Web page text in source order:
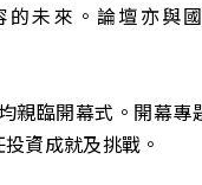
未來。論壇亦與
親臨開幕式。開幕
資成就及挑戰。